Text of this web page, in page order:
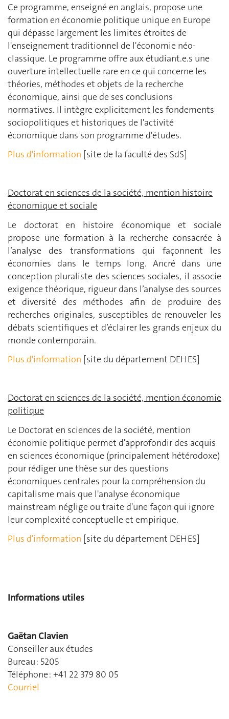
Ce programme, enseigné en anglais, propose une
formation en économie politique unique en Europe
qui dépasse largement les limites étroites de
l'enseignement traditionnel de l'économie néo-
classique. Le programme offre aux étudiant.e.s une
ouverture intellectuelle rare en ce qui concerne les
théories, méthodes et objets de la recherche
économique, ainsi que de ses conclusions
normatives. Il intègre explicitement les fondements
sociopolitiques et historiques de l'activité
économique dans son programme d'études.
Plus d'information [site de la faculté des SdS]
Doctorat en sciences de la société, mention histoire
économique et sociale
Le doctorat en histoire économique et sociale
propose une formation à la recherche consacrée à
l’analyse des transformations qui façonnent les
économies dans le temps long. Ancré dans une
conception pluraliste des sciences sociales, il associe
exigence théorique, rigueur dans l’analyse des sources
et diversité des méthodes afin de produire des
recherches originales, susceptibles de renouveler les
débats scientifiques et d’éclairer les grands enjeux du
monde contemporain.
Plus d'information [site du département DEHES]
Doctorat en sciences de la société, mention économie
politique
Le Doctorat en sciences de la société, mention
économie politique permet d'approfondir des acquis
en sciences économique (principalement hétérodoxe)
pour rédiger une thèse sur des questions
économiques centrales pour la compréhension du
capitalisme mais que l'analyse économique
mainstream néglige ou traite d'une façon qui ignore
leur complexité conceptuelle et empirique.
Plus d'information [site du département DEHES]
Informations utiles
Gaëtan Clavien
Conseiller aux études
Bureau : 5205
Téléphone : +41 22 379 80 05
Courriel